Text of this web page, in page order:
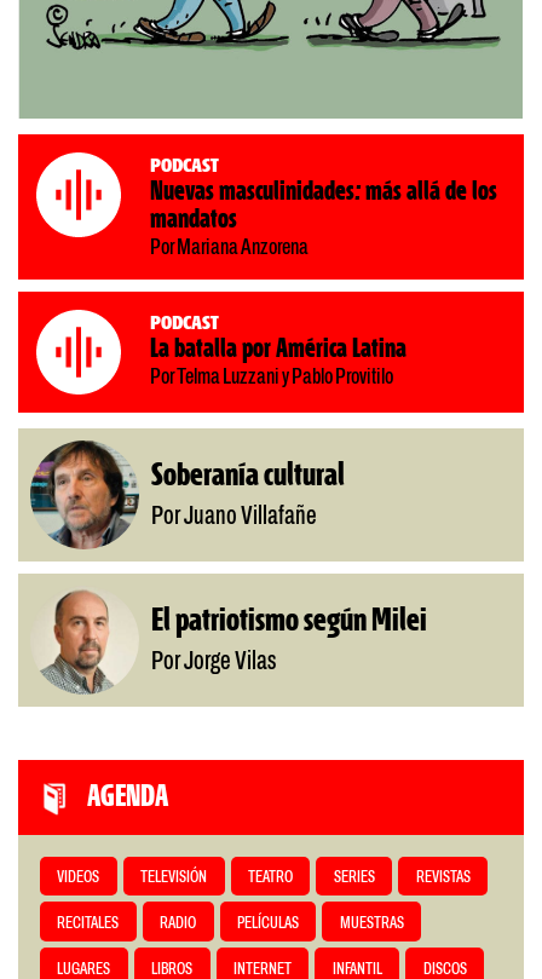
Podcast
Nuevas masculinidades: más allá de los
mandatos
Por Mariana Anzorena
Podcast
La batalla por América Latina
Por Telma Luzzani y Pablo Provitilo
Soberanía cultural
Por Juano Villafañe
El patriotismo según Milei
Por Jorge Vilas
AGENDA
VIDEOS TELEVISIÓN TEATRO SERIES REVISTAS
RECITALES RADIO PELÍCULAS MUESTRAS
LUGARES LIBROS INTERNET INFANTIL DISCOS